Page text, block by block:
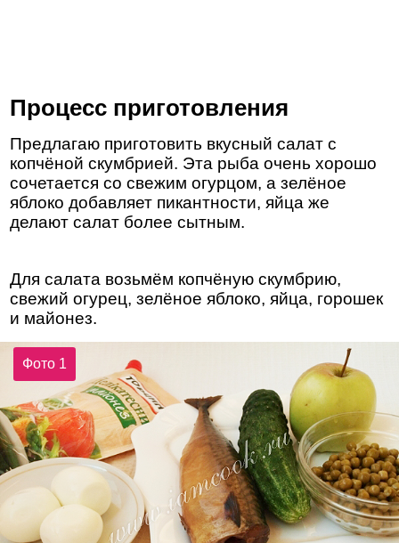
Процесс приготовления
Предлагаю приготовить вкусный салат с
копчёной скумбрией. Эта рыба очень хорошо
сочетается со свежим огурцом, а зелёное
яблоко добавляет пикантности, яйца же
делают салат более сытным.
Для салата возьмём копчёную скумбрию,
свежий огурец, зелёное яблоко, яйца, горошек
и майонез.
Фото 1